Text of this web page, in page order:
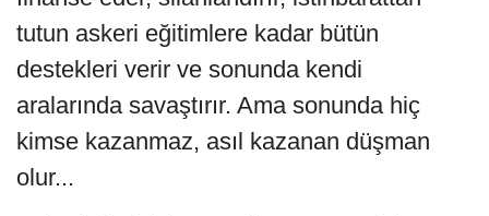
tutun askeri eğitimlere kadar bütün
destekleri verir ve sonunda kendi
aralarında savaştırır. Ama sonunda hiç
kimse kazanmaz, asıl kazanan düşman
olur...